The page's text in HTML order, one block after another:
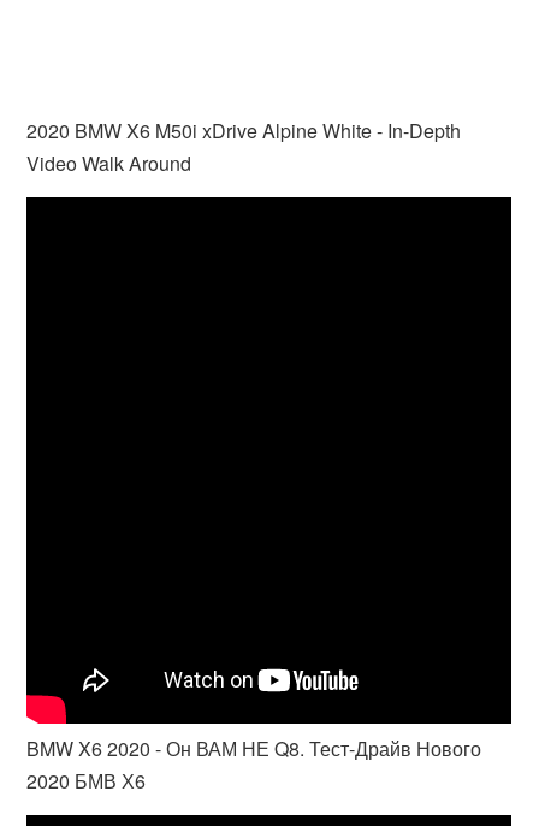
2020 BMW X6 M50i xDrive Alpine White - In-Depth
Video Walk Around
BMW X6 2020 - Он ВАМ НЕ Q8. Тест-Драйв Нового
2020 БМВ Х6